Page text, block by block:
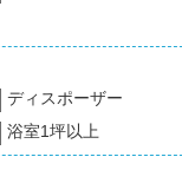
ディスポーザー
浴室1坪以上